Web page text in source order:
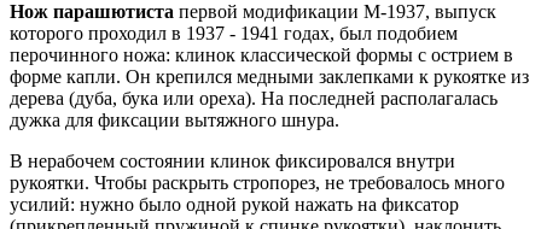
Нож парашютиста первой модификации М-1937, выпуск
которого проходил в 1937 - 1941 годах, был подобием
перочинного ножа: клинок классической формы с острием в
форме капли. Он крепился медными заклепками к рукоятке из
дерева (дуба, бука или ореха). На последней располагалась
дужка для фиксации вытяжного шнура.
В нерабочем состоянии клинок фиксировался внутри
рукоятки. Чтобы раскрыть стропорез, не требовалось много
усилий: нужно было одной рукой нажать на фиксатор